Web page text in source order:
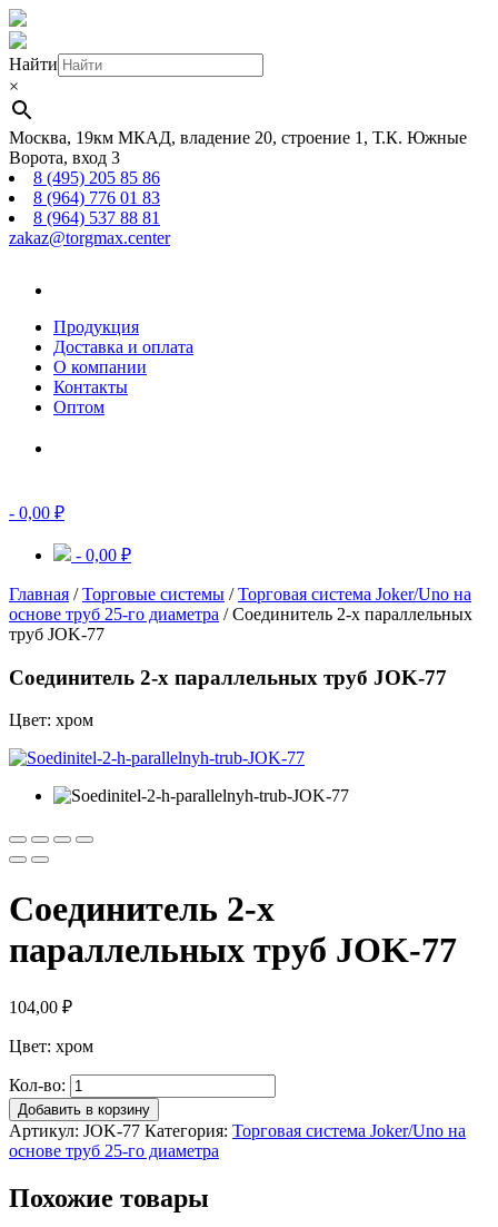
Найти
×
Москва, 19км МКАД, владение 20, строение 1, Т.К. Южные
Ворота, вход 3
8 (495) 205 85 86
8 (964) 776 01 83
8 (964) 537 88 81
zakaz@torgmax.center
Продукция
Доставка и оплата
О компании
Контакты
Оптом
- 0,00 ₽
- 0,00 ₽
Главная /Торговые системы /Торговая система Joker/Uno на
основе труб 25-го диаметра / Соединитель 2-х параллельных
труб JOK-77
Соединитель 2-х параллельных труб JOK-77
Цвет: хром
Соединитель 2-х
параллельных труб JOK-77
104,00 ₽
Цвет: хром
Кол-во:
Добавить в корзину
Артикул: JOK-77 Категория: Торговая система Joker/Uno на
основе труб 25-го диаметра
Похожие товары